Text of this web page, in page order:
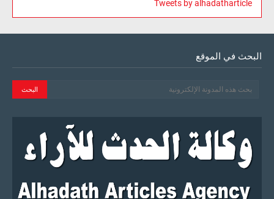
Tweets by alhadatharticle
البحث في الموقع